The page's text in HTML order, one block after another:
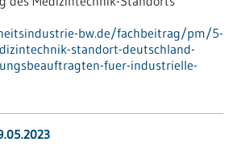
bw.de/fachbeitrag/pm/5-
standort-deutschland-
fuer-industrielle-